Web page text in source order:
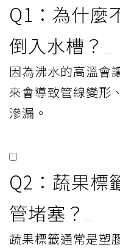
Q1：為什麼
倒入水槽？
因為沸水的高溫會
來會導致管線變形
滲漏。
Q2：蔬果標
管堵塞？
蔬果標籤通常是塑